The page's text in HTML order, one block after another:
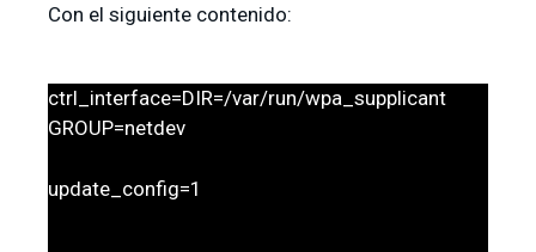
Con el siguiente contenido:
ctrl_interface=DIR=/var/run/wpa_supplicant
GROUP=netdev
update_config=1